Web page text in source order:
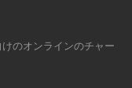
のオンラインのチャー